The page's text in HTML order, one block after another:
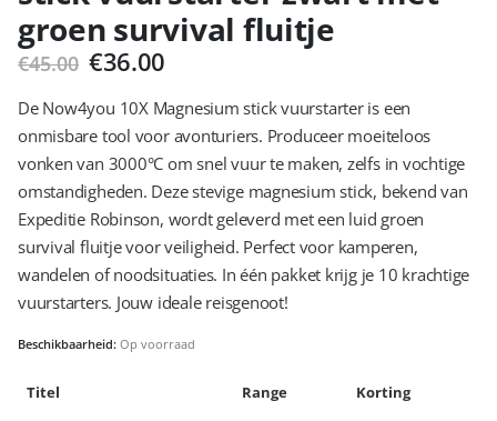
groen survival fluitje
€45.00 Oorspronkelijke
was:
€45.00.
€36.00Huidige
is:
€36.00.
De Now4you 10X Magnesium stick vuurstarter is een
onmisbare tool voor avonturiers. Produceer moeiteloos
vonken van 3000°C om snel vuur te maken, zelfs in vochtige
omstandigheden. Deze stevige magnesium stick, bekend van
Expeditie Robinson, wordt geleverd met een luid groen
survival fluitje voor veiligheid. Perfect voor kamperen,
wandelen of noodsituaties. In één pakket krijg je 10 krachtige
vuurstarters. Jouw ideale reisgenoot!
Beschikbaarheid: Op voorraad
Titel Range Korting